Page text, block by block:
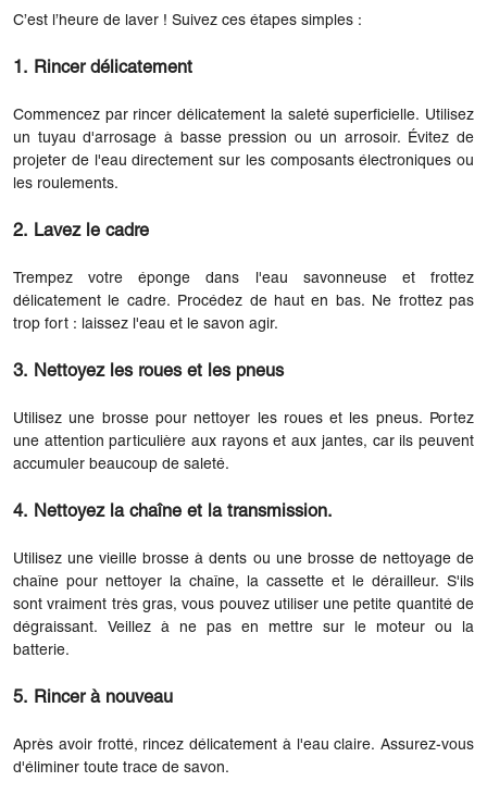
C’est l’heure de laver ! Suivez ces étapes simples :
1. Rincer délicatement
Commencez par rincer délicatement la saleté superficielle. Utilisez
un tuyau d'arrosage à basse pression ou un arrosoir. Évitez de
projeter de l'eau directement sur les composants électroniques ou
les roulements.
2. Lavez le cadre
Trempez votre éponge dans l'eau savonneuse et frottez
délicatement le cadre. Procédez de haut en bas. Ne frottez pas
trop fort : laissez l'eau et le savon agir.
3. Nettoyez les roues et les pneus
Utilisez une brosse pour nettoyer les roues et les pneus. Portez
une attention particulière aux rayons et aux jantes, car ils peuvent
accumuler beaucoup de saleté.
4. Nettoyez la chaîne et la transmission.
Utilisez une vieille brosse à dents ou une brosse de nettoyage de
chaîne pour nettoyer la chaîne, la cassette et le dérailleur. S'ils
sont vraiment très gras, vous pouvez utiliser une petite quantité de
dégraissant. Veillez à ne pas en mettre sur le moteur ou la
batterie.
5. Rincer à nouveau
Après avoir frotté, rincez délicatement à l'eau claire. Assurez-vous
d'éliminer toute trace de savon.